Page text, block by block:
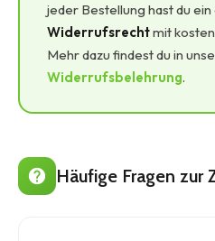
jeder Bestellung hast du
Widerrufsrechtmit
Mehr dazu findest du in
Widerrufsbelehrung.
Häufige Fragen zur